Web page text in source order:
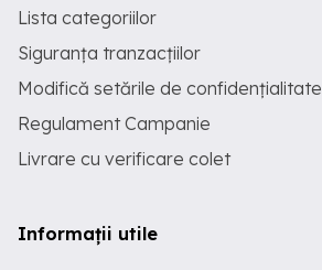
Lista categoriilor
Siguranța tranzacțiilor
Modifică setările de confidențialitate
Regulament Campanie
Livrare cu verificare colet
Informații utile